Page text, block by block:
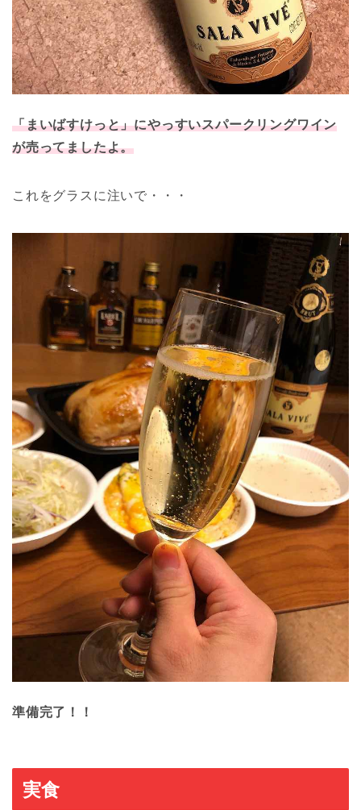
「まいばすけっと」にやっすいスパークリングワイン
が売ってましたよ。
これをグラスに注いで・・・
準備完了！！
実食